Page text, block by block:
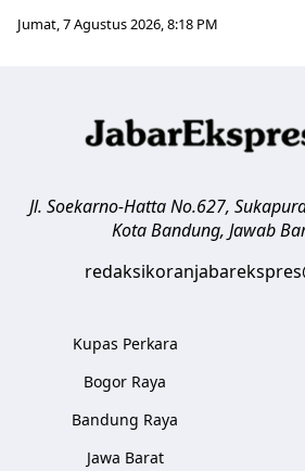
Jumat, 7 Agustus 2026, 8:18 PM
Jl. Soekarno-Hatta No.627,
Kota Bandung, Jawab
Kupas Perkara
Bogor Raya
Bandung Raya
Jawa Barat